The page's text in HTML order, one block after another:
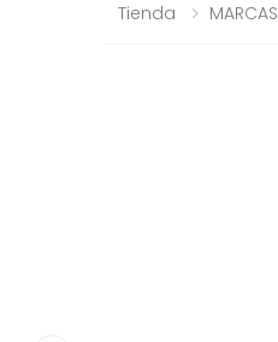
Tienda MARCAS